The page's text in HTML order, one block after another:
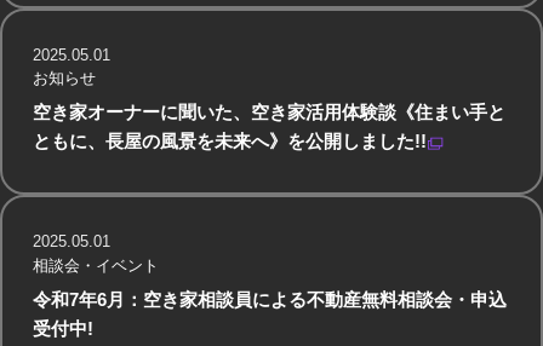
空き家オーナーに聞いた、空き家活用体験談《住まい手と
ともに、長屋の風景を未来へ》を公開しました!!
2025.05.01
お知らせ
令和7年6月：空き家相談員による不動産無料相談会・申込
受付中!
2025.05.01
相談会・イベント